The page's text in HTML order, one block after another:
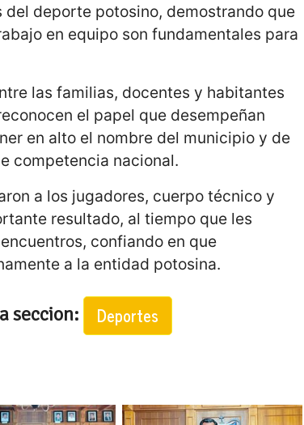
deporte potosino, demostrando que
en equipo son fundamentales para
las familias, docentes y habitantes
el papel que desempeñan
en alto el nombre del municipio y de
competencia nacional.
a los jugadores, cuerpo técnico y
resultado, al tiempo que les
confiando en que
a la entidad potosina.
seccion: Deportes